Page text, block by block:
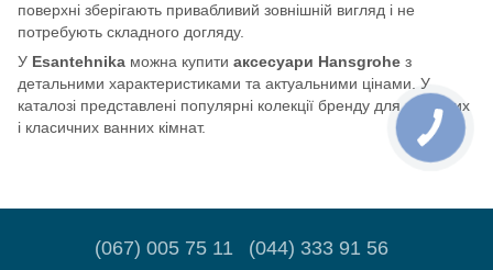
поверхні зберігають привабливий зовнішній вигляд і не
потребують складного догляду.
У Esantehnika можна купити аксесуари Hansgrohe з
детальними характеристиками та актуальними цінами. У
каталозі представлені популярні колекції бренду для сучасних
і класичних ванних кімнат.
(067) 005 75 11 (044) 333 91 56